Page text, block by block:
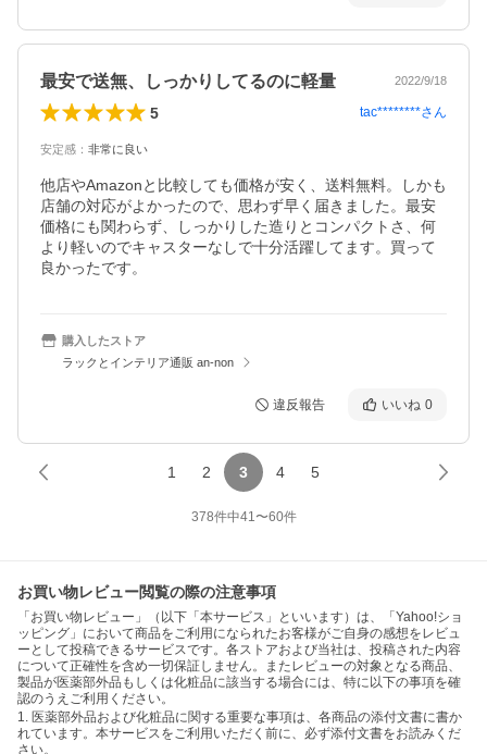
最安で送無、しっかりしてるのに軽量 2022/9/18
5 tac********さん
安定感 ： 非常に良い
他店やAmazonと比較しても価格が安く、送料無料。しかも
店舗の対応がよかったので、思わず早く届きました。最安
価格にも関わらず、しっかりした造りとコンパクトさ、何
より軽いのでキャスターなしで十分活躍してます。買って
良かったです。
購入したストア
ラックとインテリア通販 an-non
違反報告 いいね 0
1 2 3 4 5
378件中41〜60件
お買い物レビュー閲覧の際の注意事項
「お買い物レビュー」（以下「本サービス」といいます）は、「Yahoo!ショ
ッピング」において商品をご利用になられたお客様がご自身の感想をレビュ
ーとして投稿できるサービスです。各ストアおよび当社は、投稿された内容
について正確性を含め一切保証しません。またレビューの対象となる商品、
製品が医薬部外品もしくは化粧品に該当する場合には、特に以下の事項を確
認のうえご利用ください。
1. 医薬部外品および化粧品に関する重要な事項は、各商品の添付文書に書か
れています。本サービスをご利用いただく前に、必ず添付文書をお読みくだ
さい。